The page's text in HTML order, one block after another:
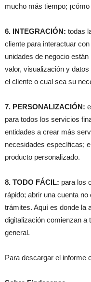
mucho más tiempo;
6. INTEGRACIÓN: todas
cliente para interactuar
unidades de negocio
valor, visualización y
el cliente o cual sea su
7. PERSONALIZACIÓN:
para todos los servicios
entidades a crear más
necesidades específicas;
producto personalizado.
8. TODO FÁCIL: para los
rápido; abrir una cuenta
trámites. Aquí es donde la
digitalización comienzan a
general.
Para descargar el informe